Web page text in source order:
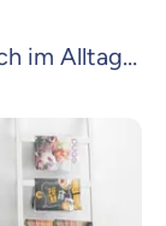
im Alltag